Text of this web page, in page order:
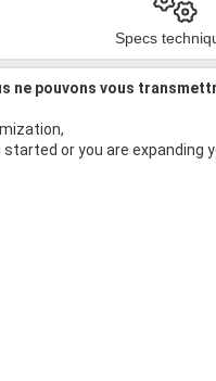
Specs
ne pouvons vous
or you are expanding